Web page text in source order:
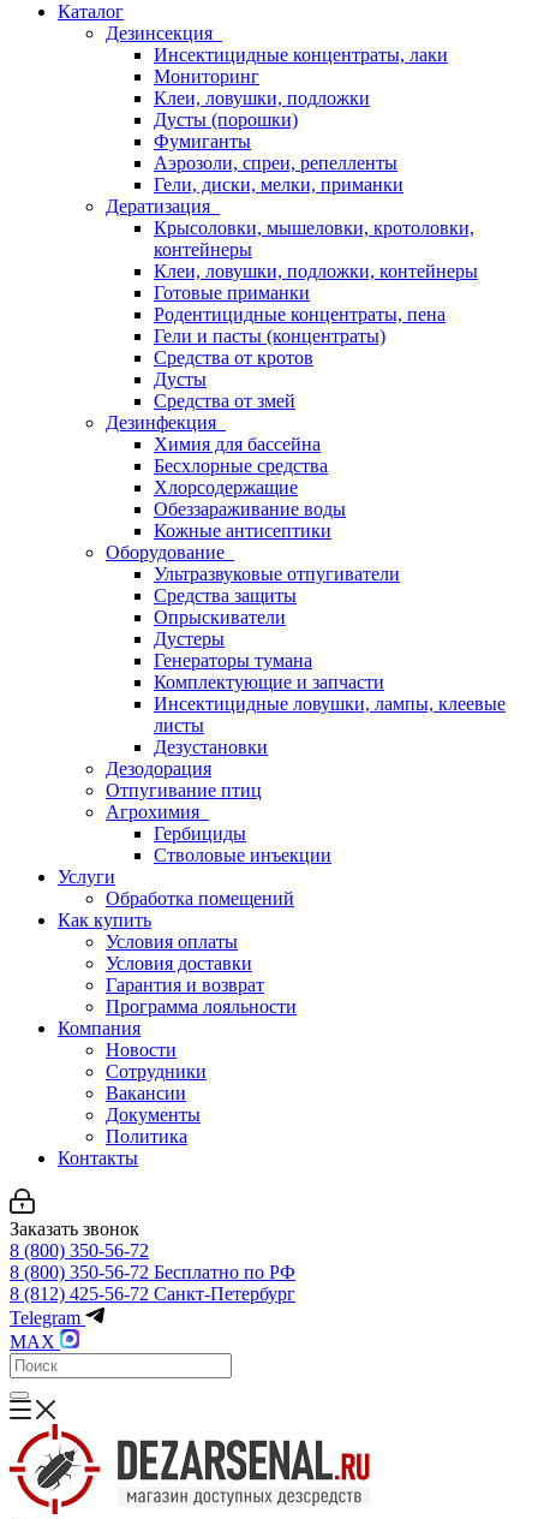
Каталог
Дезинсекция
Инсектицидные концентраты, лаки
Мониторинг
Клеи, ловушки, подложки
Дусты (порошки)
Фумиганты
Аэрозоли, спреи, репелленты
Гели, диски, мелки, приманки
Дератизация
Крысоловки, мышеловки, кротоловки,
контейнеры
Клеи, ловушки, подложки, контейнеры
Готовые приманки
Родентицидные концентраты, пена
Гели и пасты (концентраты)
Средства от кротов
Дусты
Средства от змей
Дезинфекция
Химия для бассейна
Бесхлорные средства
Хлорсодержащие
Обеззараживание воды
Кожные антисептики
Оборудование
Ультразвуковые отпугиватели
Средства защиты
Опрыскиватели
Дустеры
Генераторы тумана
Комплектующие и запчасти
Инсектицидные ловушки, лампы, клеевые
листы
Дезустановки
Дезодорация
Отпугивание птиц
Агрохимия
Гербициды
Стволовые инъекции
Услуги
Обработка помещений
Как купить
Условия оплаты
Условия доставки
Гарантия и возврат
Программа лояльности
Компания
Новости
Сотрудники
Вакансии
Документы
Политика
Контакты
Заказать звонок
8 (800) 350-56-72
8 (800) 350-56-72 Бесплатно по РФ
8 (812) 425-56-72 Санкт-Петербург
Telegram
MAX